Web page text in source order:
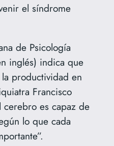
el síndrome
de Psicología
inglés) indica que
productividad en
Francisco
cerebro es capaz de
lo que cada